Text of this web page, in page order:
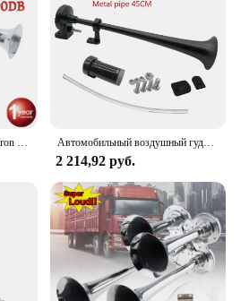
Автомобильный воздушный гудок 12 В/24 В, универсальный громкий 180 дБ, герц, компрессор с одной трубой для грузовиков, автомобилей
2 214,92 руб.